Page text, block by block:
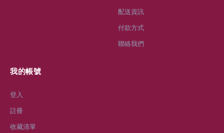
配送資訊
付款方式
聯絡我們
我的帳號
登入
註冊
收藏清單